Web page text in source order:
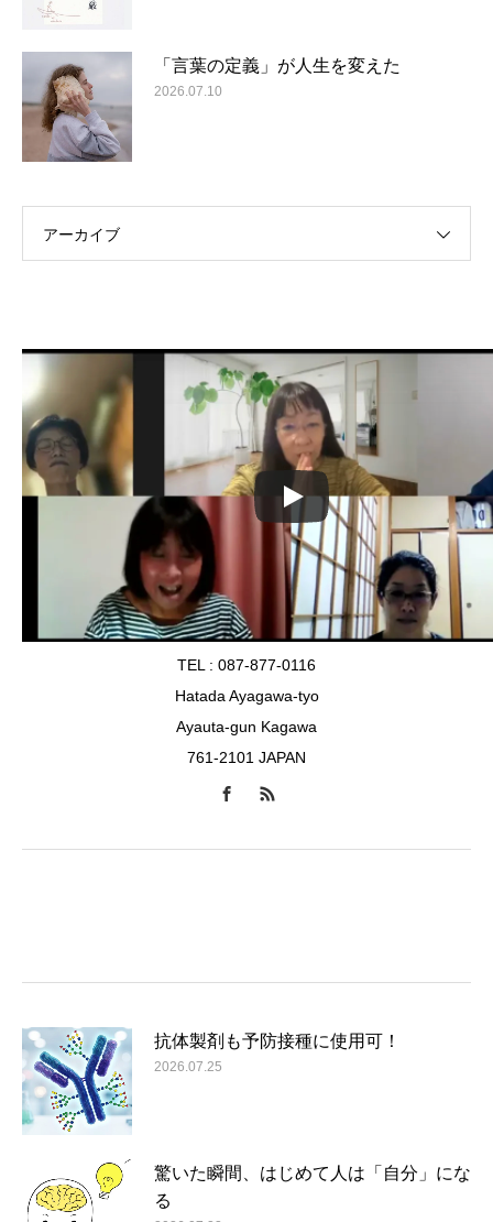
「言葉の定義」が人生を変えた
2026.07.10
アーカイブ
TEL : 087-877-0116
Hatada Ayagawa-tyo
Ayauta-gun Kagawa
761-2101 JAPAN
抗体製剤も予防接種に使用可！
2026.07.25
驚いた瞬間、はじめて人は「自分」にな
る